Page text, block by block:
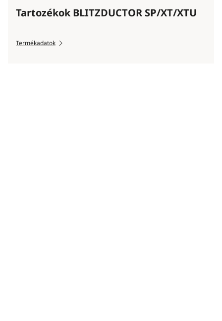
Tartozékok BLITZDUCTOR SP/XT/XTU
Termékadatok